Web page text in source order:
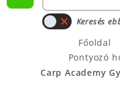
Keresés
Főoldal
Pontyozó
Carp Academy